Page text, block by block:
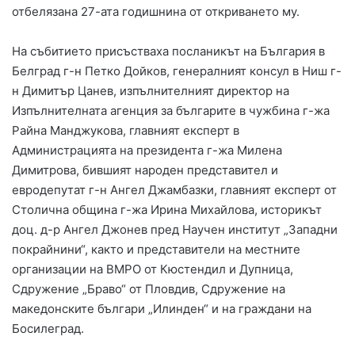
отбелязана 27-ата годишнина от откриването му.
На събитието присъстваха посланикът на България в
Белград г-н Петко Дойков, генералният консул в Ниш г-
н Димитър Цанев, изпълнителният директор на
Изпълнителната агенция за българите в чужбина г-жа
Райна Манджукова, главният експерт в
Администрацията на президента г-жа Милена
Димитрова, бившият народен представител и
евродепутат г-н Ангел Джамбазки, главният експерт от
Столична община г-жа Ирина Михайлова, историкът
доц. д-р Ангел Джонев пред Научен институт „Западни
покрайнини“, както и представители на местните
организации на ВМРО от Кюстендил и Дупница,
Сдружение „Браво“ от Пловдив, Сдружение на
македонските българи „Илинден“ и на граждани на
Босилеград.